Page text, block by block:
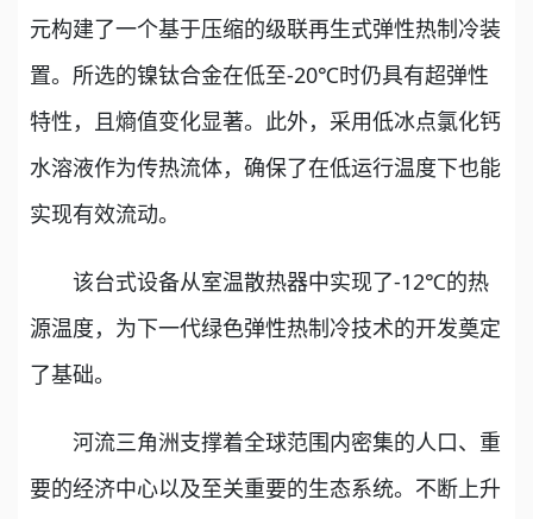
元构建了一个基于压缩的级联再生式弹性热制冷装
置。所选的镍钛合金在低至-20℃时仍具有超弹性
特性，且熵值变化显著。此外，采用低冰点氯化钙
水溶液作为传热流体，确保了在低运行温度下也能
实现有效流动。
该台式设备从室温散热器中实现了-12℃的热
源温度，为下一代绿色弹性热制冷技术的开发奠定
了基础。
河流三角洲支撑着全球范围内密集的人口、重
要的经济中心以及至关重要的生态系统。不断上升